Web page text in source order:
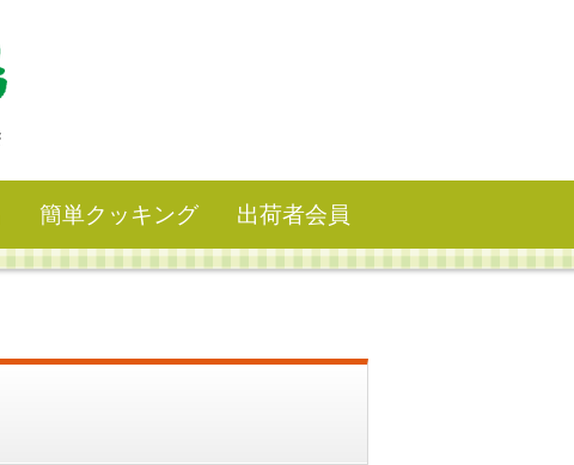
簡単クッキング 出荷者会員